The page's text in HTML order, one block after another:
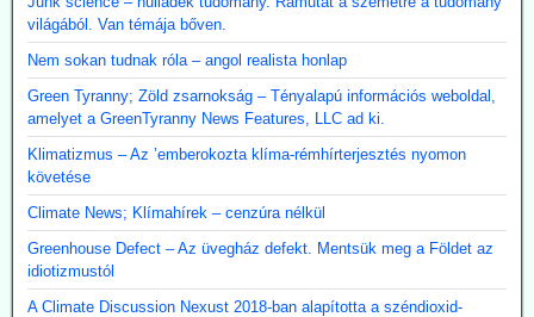
világából. Van témája bőven.
Nem sokan tudnak róla – angol realista honlap
Green Tyranny; Zöld zsarnokság – Tényalapú információs weboldal,
amelyet a GreenTyranny News Features, LLC ad ki.
Klimatizmus – Az ’emberokozta klíma-rémhírterjesztés nyomon
követése
Climate News; Klímahírek – cenzúra nélkül
Greenhouse Defect – Az üvegház defekt. Mentsük meg a Földet az
idiotizmustól
A Climate Discussion Nexust 2018-ban alapította a széndioxid-